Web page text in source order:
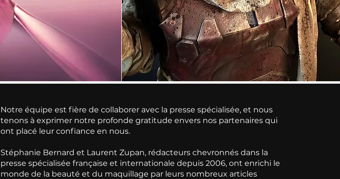
Notre équipe est fière de collaborer avec la presse spécialisée, et nous
tenons à exprimer notre profonde gratitude envers nos partenaires qui
ont placé leur confiance en nous.
Stéphanie Bernard et Laurent Zupan, rédacteurs chevronnés dans la
presse spécialisée française et internationale depuis 2006, ont enrichi le
monde de la beauté et du maquillage par leurs nombreux articles